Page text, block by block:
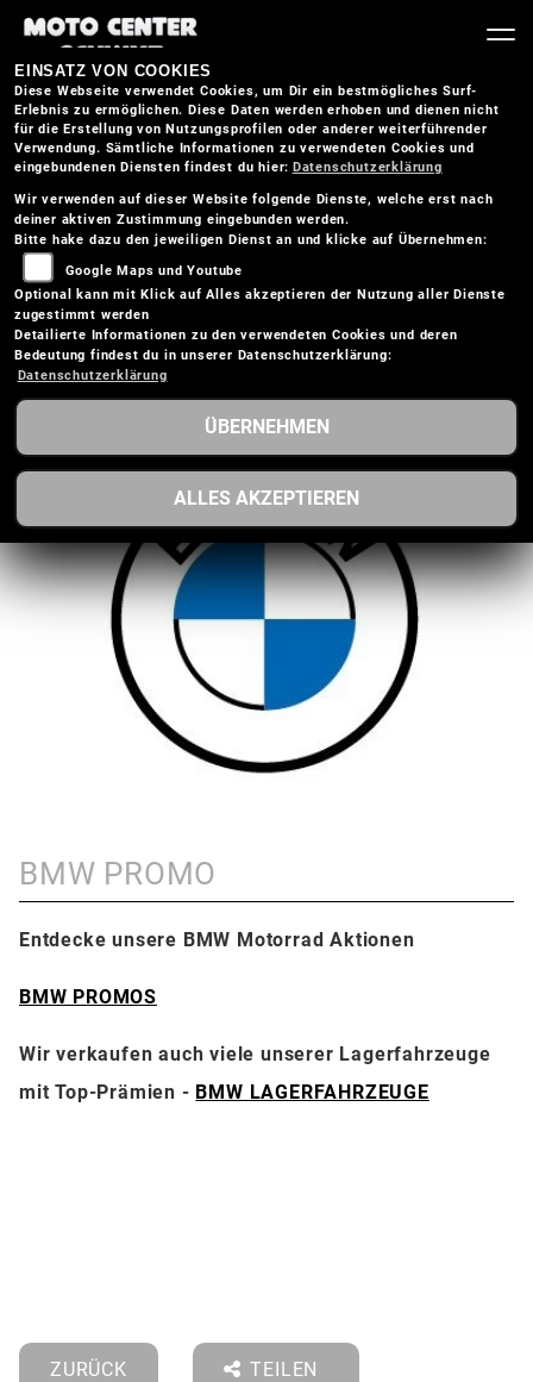
BMW AKTIONEN
BMW PROMO
Entdecke unsere BMW Motorrad Aktionen
BMW PROMOS
Wir verkaufen auch viele unserer Lagerfahrzeuge
mit Top-Prämien - BMW LAGERFAHRZEUGE
ZURÜCK TEILEN
EINSATZ VON COOKIES
Diese Webseite verwendet Cookies, um Dir ein bestmögliches Surf-
Erlebnis zu ermöglichen. Diese Daten werden erhoben und dienen nicht
für die Erstellung von Nutzungsprofilen oder anderer weiterführender
Verwendung. Sämtliche Informationen zu verwendeten Cookies und
eingebundenen Diensten findest du hier: Datenschutzerklärung
Wir verwenden auf dieser Website folgende Dienste, welche erst nach
deiner aktiven Zustimmung eingebunden werden.
Bitte hake dazu den jeweiligen Dienst an und klicke auf Übernehmen:
Google Maps und Youtube
Optional kann mit Klick auf Alles akzeptieren der Nutzung aller Dienste
zugestimmt werden
Detailierte Informationen zu den verwendeten Cookies und deren
Bedeutung findest du in unserer Datenschutzerklärung:
Datenschutzerklärung
ÜBERNEHMEN
ALLES AKZEPTIEREN